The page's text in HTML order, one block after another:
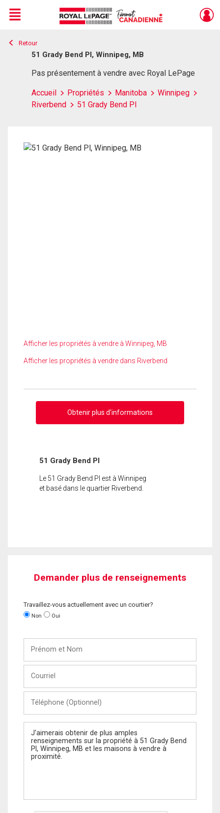
Live
En Direct
Menu
Retour
51 Grady Bend Pl, Winnipeg, MB
Pas présentement à vendre avec Royal LePage
Accueil Propriétés Manitoba
Winnipeg
Riverbend
51 Grady Bend Pl
Afficher les propriétés à vendre à Winnipeg, MB
Afficher les propriétés à vendre dans Riverbend
Obtenir plus d'informations
51 Grady Bend Pl
Le 51 Grady Bend Pl est à Winnipeg
et basé dans le quartier Riverbend.
Demander plus de renseignements
Travaillez-vous actuellement avec un courtier?
Non Oui
Nom
(Optionnel)
Message